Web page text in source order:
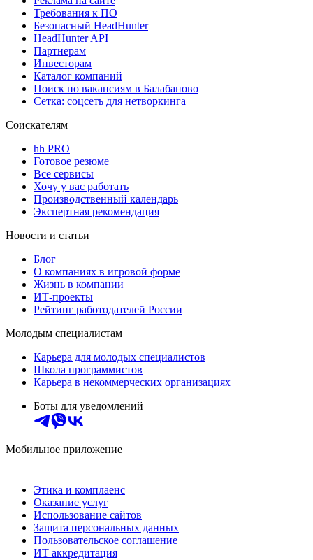
Требования к ПО
Безопасный HeadHunter
HeadHunter API
Партнерам
Инвесторам
Каталог компаний
Поиск по вакансиям в Балабаново
Сетка: соцсеть для нетворкинга
Соискателям
hh PRO
Готовое резюме
Все сервисы
Хочу у вас работать
Производственный календарь
Экспертная рекомендация
Новости и статьи
Блог
О компаниях в игровой форме
Жизнь в компании
ИТ-проекты
Рейтинг работодателей России
Молодым специалистам
Карьера для молодых специалистов
Школа программистов
Карьера в некоммерческих организациях
Боты для уведомлений
Мобильное приложение
Этика и комплаенс
Оказание услуг
Использование сайтов
Защита персональных данных
Пользовательское соглашение
ИТ аккредитация